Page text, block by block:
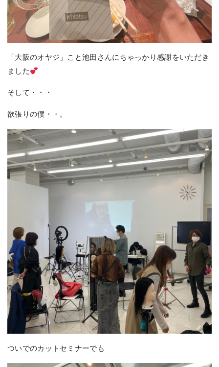
「大阪のオヤジ」こと池田さんにちゃっかり感謝をいただき
ました
そして・・・
欲張りの僕・・。
ついでのカットセミナーでも